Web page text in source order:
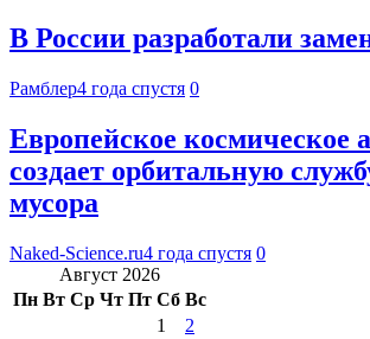
В России разработали
Рамблер4 года спустя 0
Европейское космическое
создает орбитальную
мусора
Naked-Science.ru4 года спустя 0
Август 2026
Пн Вт Ср Чт Пт Сб Вс
1
2